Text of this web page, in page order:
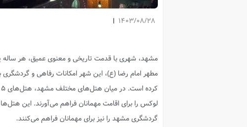
1403/08/28
مشهد، شهری با قدمت تاریخی و معنوی عمیق، هر ساله
مطهر امام رضا (ع)، این شهر امکانات رفاهی و
لوکس را برای اقامت مهمانان فراهم می‌آورند. این
گردشگری مشهد را نیز برای مهمانان فراهم می‌کنند.